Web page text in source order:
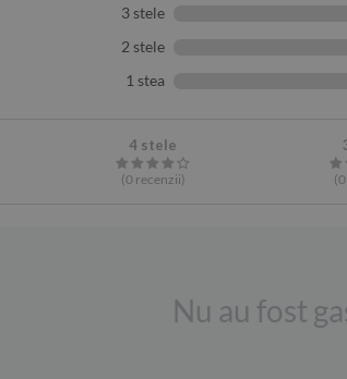
3 stele
2 stele
1 stea
4 stele
(0recenzii) (0
Nu au fost